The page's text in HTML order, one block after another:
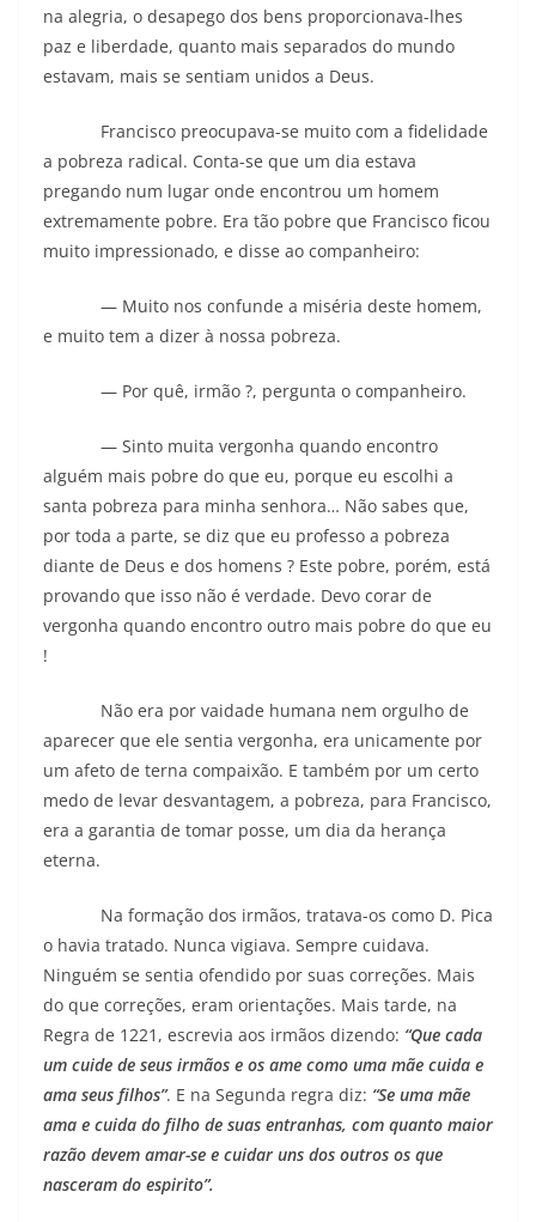
na alegria, o desapego dos bens proporcionava-lhes
paz e liberdade, quanto mais separados do mundo
estavam, mais se sentiam unidos a Deus.
Francisco preocupava-se muito com a fidelidade
a pobreza radical. Conta-se que um dia estava
pregando num lugar onde encontrou um homem
extremamente pobre. Era tão pobre que Francisco ficou
muito impressionado, e disse ao companheiro:
— Muito nos confunde a miséria deste homem,
e muito tem a dizer à nossa pobreza.
— Por quê, irmão ?, pergunta o companheiro.
— Sinto muita vergonha quando encontro
alguém mais pobre do que eu, porque eu escolhi a
santa pobreza para minha senhora… Não sabes que,
por toda a parte, se diz que eu professo a pobreza
diante de Deus e dos homens ? Este pobre, porém, está
provando que isso não é verdade. Devo corar de
vergonha quando encontro outro mais pobre do que eu
!
Não era por vaidade humana nem orgulho de
aparecer que ele sentia vergonha, era unicamente por
um afeto de terna compaixão. E também por um certo
medo de levar desvantagem, a pobreza, para Francisco,
era a garantia de tomar posse, um dia da herança
eterna.
Na formação dos irmãos, tratava-os como D. Pica
o havia tratado. Nunca vigiava. Sempre cuidava.
Ninguém se sentia ofendido por suas correções. Mais
do que correções, eram orientações. Mais tarde, na
Regra de 1221, escrevia aos irmãos dizendo: “Que cada
um cuide de seus irmãos e os ame como uma mãe cuida e
ama seus filhos”. E na Segunda regra diz: “Se uma mãe
ama e cuida do filho de suas entranhas, com quanto maior
razão devem amar-se e cuidar uns dos outros os que
nasceram do espirito”.